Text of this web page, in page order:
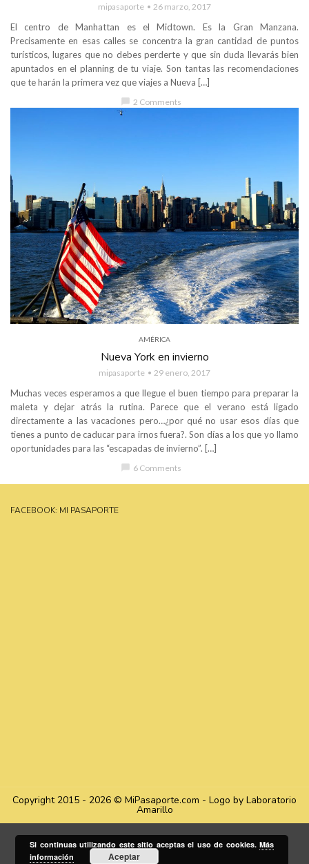
mipasaporte 26 marzo, 2017
El centro de Manhattan es el Midtown. Es la Gran Manzana.
Precisamente en esas calles se concentra la gran cantidad de puntos
turísticos, lugares que no debes perderte y que sin duda llevarás bien
apuntados en el planning de tu viaje. Son tantas las recomendaciones
que te harán la primera vez que viajes a Nueva […]
2 Comments
AMÉRICA
Nueva York en invierno
mipasaporte 29 enero, 2017
Muchas veces esperamos a que llegue el buen tiempo para preparar la
maleta y dejar atrás la rutina. Parece que el verano está ligado
directamente a las vacaciones pero…¿por qué no usar esos días que
tienes a punto de caducar para irnos fuera?. Son días a los que yo llamo
oportunidades para las “escapadas de invierno”. […]
chat_bubble 6 Comments
FACEBOOK: MI PASAPORTE
Copyright 2015 - 2026 © MiPasaporte.com - Logo by Laboratorio
Amarillo
Si continuas utilizando este sitio aceptas el uso de cookies. Más
información
Aceptar